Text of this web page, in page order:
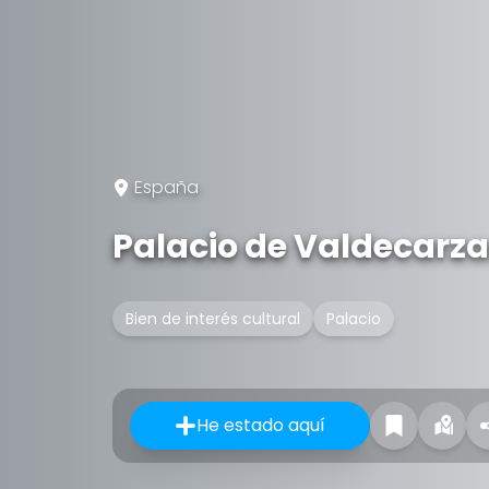
España
Palacio de
Bien de interés cultural Palacio
He estado aquí